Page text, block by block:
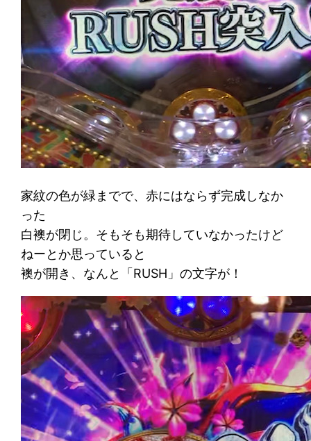
家紋の色が緑までで、赤にはならず完成しなか
った
白襖が閉じ。そもそも期待していなかったけど
ねーとか思っていると
襖が開き、なんと「RUSH」の文字が！